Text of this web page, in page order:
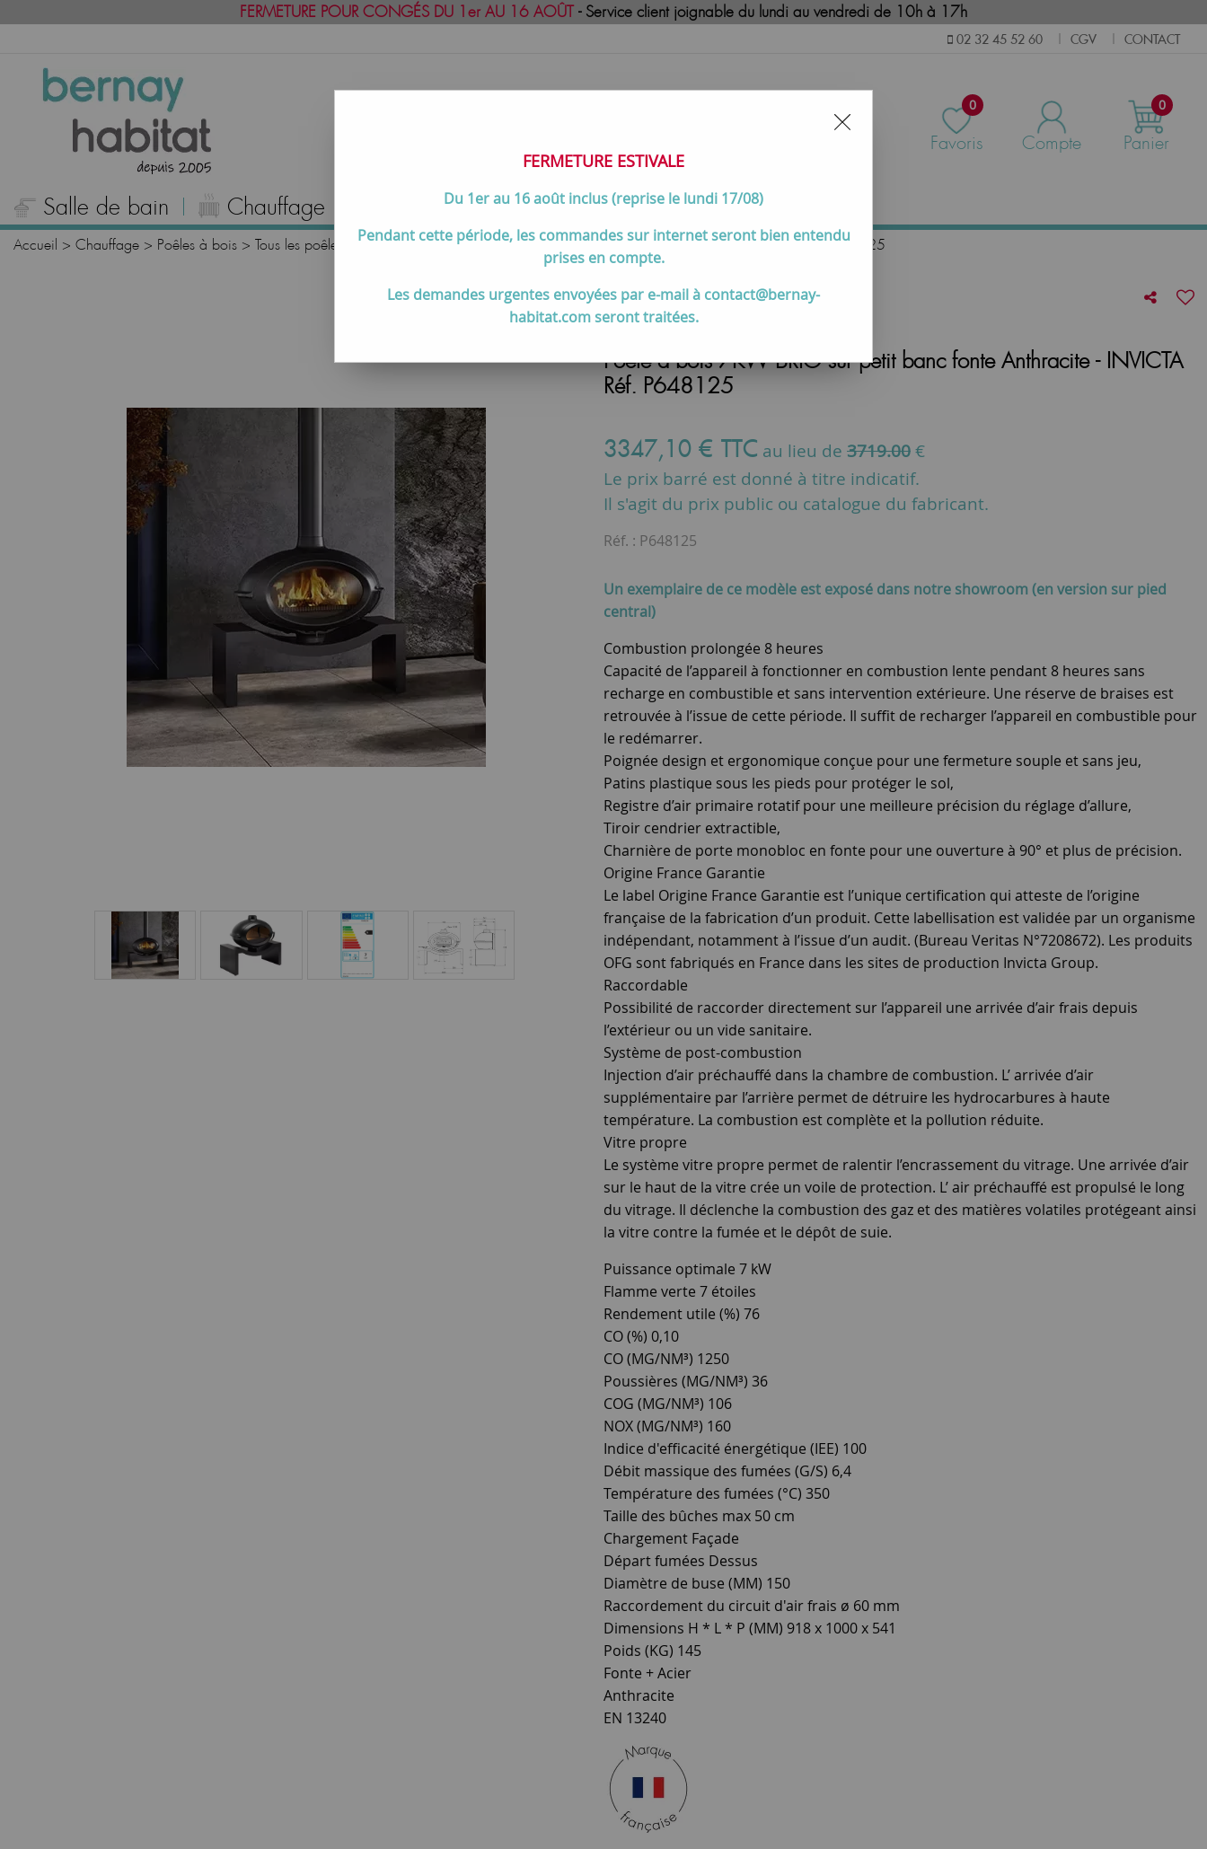
FERMETURE POUR CONGÉS DU 1er AU 16 AOÛT- Service client joignable du lundi au vendredi de 10h à 17h
02 32 45 52 60 CGV CONTACT
0
Favoris Compte
0
Panier
Salle de bain Chauffage Cuisson Meilleures ventes Contactez-nous
Accueil > Chauffage > Poêles à bois > Tous les poêles à bois >Poêle à bois 7KW BRIO sur petit banc fonte Anthracite - INVICTA Réf. P648125
Poêle à bois 7KW BRIO sur petit banc fonte Anthracite - INVICTA
Réf. P648125
3347,10 € TTC au lieu de 3719.00€
Le prix barré est donné à titre indicatif.
Il s'agit du prix public ou catalogue du fabricant.
Réf. : P648125
Un exemplaire de ce modèle est exposé dans notre showroom (en version sur pied
central)
Combustion prolongée 8 heures
Capacité de l’appareil à fonctionner en combustion lente pendant 8 heures sans
recharge en combustible et sans intervention extérieure. Une réserve de braises est
retrouvée à l’issue de cette période. Il suffit de recharger l’appareil en combustible pour
le redémarrer.
Poignée design et ergonomique conçue pour une fermeture souple et sans jeu,
Patins plastique sous les pieds pour protéger le sol,
Registre d’air primaire rotatif pour une meilleure précision du réglage d’allure,
Tiroir cendrier extractible,
Charnière de porte monobloc en fonte pour une ouverture à 90° et plus de précision.
Origine France Garantie
Le label Origine France Garantie est l’unique certification qui atteste de l’origine
française de la fabrication d’un produit. Cette labellisation est validée par un organisme
indépendant, notamment à l’issue d’un audit. (Bureau Veritas N°7208672). Les produits
OFG sont fabriqués en France dans les sites de production Invicta Group.
Raccordable
Possibilité de raccorder directement sur l’appareil une arrivée d’air frais depuis
l’extérieur ou un vide sanitaire.
Système de post-combustion
Injection d’air préchauffé dans la chambre de combustion. L’ arrivée d’air
supplémentaire par l’arrière permet de détruire les hydrocarbures à haute
température. La combustion est complète et la pollution réduite.
Vitre propre
Le système vitre propre permet de ralentir l’encrassement du vitrage. Une arrivée d’air
sur le haut de la vitre crée un voile de protection. L’ air préchauffé est propulsé le long
du vitrage. Il déclenche la combustion des gaz et des matières volatiles protégeant ainsi
la vitre contre la fumée et le dépôt de suie.
Puissance optimale 7 kW
Flamme verte 7 étoiles
Rendement utile (%) 76
CO (%) 0,10
CO (MG/NM³) 1250
Poussières (MG/NM³) 36
COG (MG/NM³) 106
NOX (MG/NM³) 160
Indice d'efficacité énergétique (IEE) 100
Débit massique des fumées (G/S) 6,4
Température des fumées (°C) 350
Taille des bûches max 50 cm
Chargement Façade
Départ fumées Dessus
Diamètre de buse (MM) 150
Raccordement du circuit d'air frais ø 60 mm
Dimensions H * L * P (MM) 918 x 1000 x 541
Poids (KG) 145
Fonte + Acier
Anthracite
EN 13240
FERMETURE ESTIVALE
Du 1er au 16 août inclus (reprise le lundi 17/08)
Pendant cette période, les commandes sur internet seront bien entendu
prises en compte.
Les demandes urgentes envoyées par e-mail à contact@bernay-
habitat.com seront traitées.